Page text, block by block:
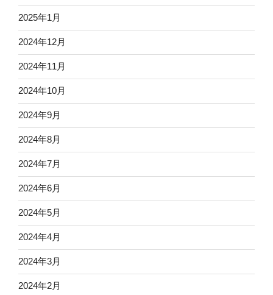
2025年1月
2024年12月
2024年11月
2024年10月
2024年9月
2024年8月
2024年7月
2024年6月
2024年5月
2024年4月
2024年3月
2024年2月